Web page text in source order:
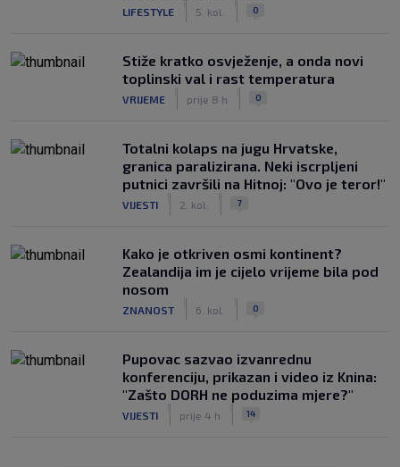
LIFESTYLE 5. kol. 0
Stiže kratko osvježenje, a onda novi
toplinski val i rast temperatura
VRIJEME prije 8 h 0
Totalni kolaps na jugu Hrvatske,
granica paralizirana. Neki iscrpljeni
putnici završili na Hitnoj: "Ovo je teror!"
VIJESTI 2. kol. 7
Kako je otkriven osmi kontinent?
Zealandija im je cijelo vrijeme bila pod
nosom
ZNANOST 6. kol. 0
Pupovac sazvao izvanrednu
konferenciju, prikazan i video iz Knina:
"Zašto DORH ne poduzima mjere?"
VIJESTI prije 4 h 14